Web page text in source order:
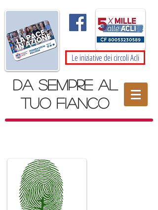
Le iniziative dei circoli Acli
da sempre al
tuo fianco